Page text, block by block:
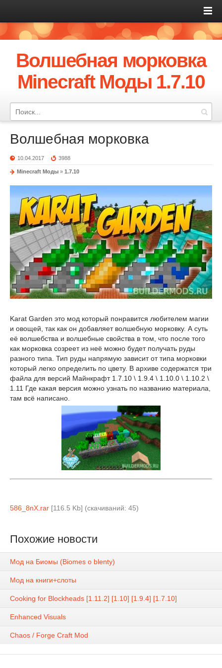
Волшебная морковка
Minecraft Моды 1.7.10
Волшебная морковка
10.04.2017 3988
Minecraft Моды » 1.7.10
Karat Garden это мод который понравится любителем магии
и овощей, так как он добавляет волшебную морковку. А суть
её волшебства и волшебные свойства в том, что после того
как морковка созреет из неё можно будет получать руды
разного типа. Тип руды напрямую зависит от типа морковки
который легко определить по цвету. В архиве содержатся три
файла для версий Майнкрафт 1.7.10 \ 1.9.4 \ 1.10.0 \ 1.10.2 \
1.11 Где какая версия можно узнать по названию материала,
там всё написано.
586_8nX.rar [116.5 Kb] (cкачиваний: 45)
Похожие новости
Мод на Биомы (Biomes o blenty)
Мод на книги+слоты
Cooking for Blockheads [1.11.2] [1.10] [1.9.4] [1.7.10]
Enhanced Visuals
Chaos / Forge Craft Mod